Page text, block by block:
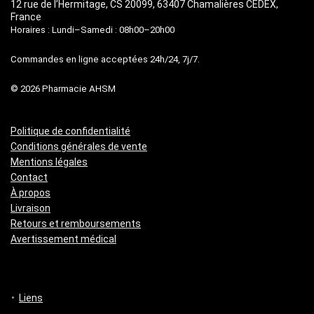
12 rue de l’Hermitage, CS 20099, 63407 Chamalières CEDEX,
France
Horaires : Lundi–Samedi : 08h00–20h00
Commandes en ligne acceptées 24h/24, 7j/7.
© 2026 Pharmacie AHSM
Politique de confidentialité
Conditions générales de vente
Mentions légales
Contact
À propos
Livraison
Retours et remboursements
Avertissement médical
Liens